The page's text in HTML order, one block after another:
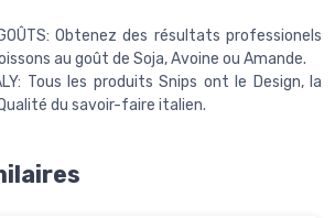
GOÛTS: Obtenez des résultats professionels
au goût de Soja, Avoine ou Amande.
Tous les produits Snips ont le Design, la
du savoir-faire italien.